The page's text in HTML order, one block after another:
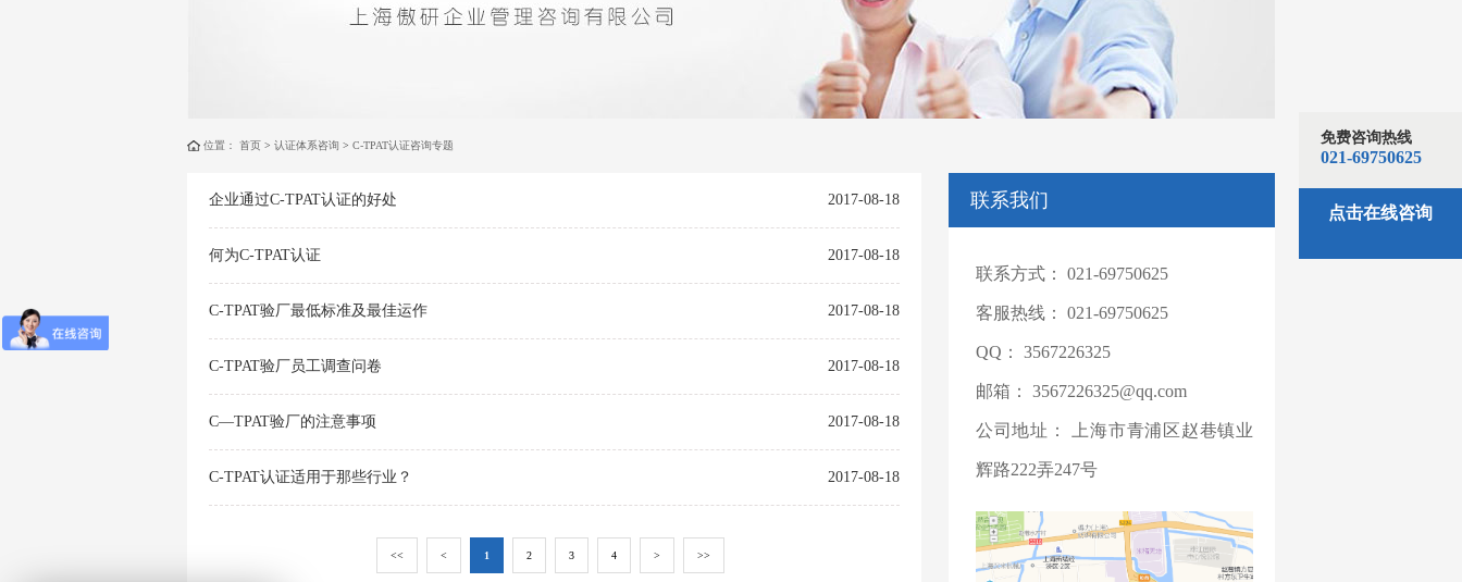
位置： 首页 > 认证体系咨询 > C-TPAT认证咨询专题
企业通过C-TPAT认证的好处 2017-08-18
何为C-TPAT认证 2017-08-18
C-TPAT验厂最低标准及最佳运作 2017-08-18
C-TPAT验厂员工调查问卷 2017-08-18
C—TPAT验厂的注意事项 2017-08-18
C-TPAT认证适用于那些行业？ 2017-08-18
<< < 1 2 3 4 > >>
联系我们
联系方式： 021-69750625
客服热线： 021-69750625
QQ： 3567226325
邮箱： 3567226325@qq.com
公司地址： 上海市青浦区赵巷镇业
辉路222弄247号
免费咨询热线
021-69750625
点击在线咨询